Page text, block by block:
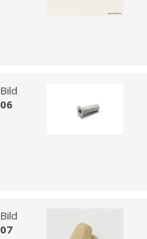
Bild
06
Bild
07